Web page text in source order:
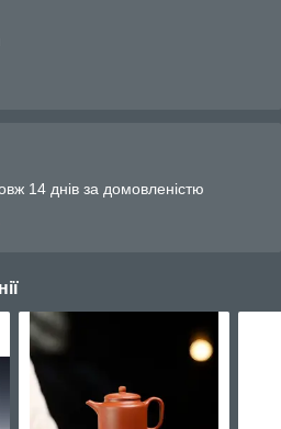
14 днів за домовленістю